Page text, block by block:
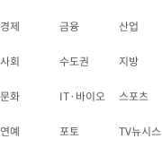
경제 금융 산업
사회 수도권 지방
문화 IT·바이오 스포츠
연예 포토 TV뉴시스